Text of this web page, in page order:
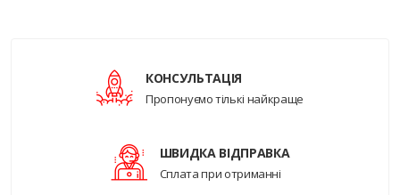
КОНСУЛЬТАЦІЯ
Пропонуємо тількі найкраще
ШВИДКА ВІДПРАВКА
Сплата при отриманні